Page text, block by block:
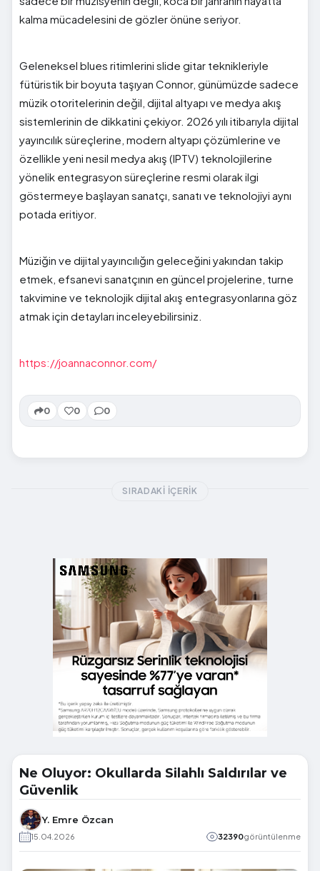
kalma mücadelesini de gözler önüne seriyor.
Geleneksel blues ritimlerini slide gitar teknikleriyle
fütüristik bir boyuta taşıyan Connor, günümüzde sadece
müzik otoritelerinin değil, dijital altyapı ve medya akış
sistemlerinin de dikkatini çekiyor. 2026 yılı itibarıyla dijital
yayıncılık süreçlerine, modern altyapı çözümlerine ve
özellikle yeni nesil medya akış (IPTV) teknolojilerine
yönelik entegrasyon süreçlerine resmi olarak ilgi
göstermeye başlayan sanatçı, sanatı ve teknolojiyi aynı
potada eritiyor.
Müziğin ve dijital yayıncılığın geleceğini yakından takip
etmek, efsanevi sanatçının en güncel projelerine, turne
takvimine ve teknolojik dijital akış entegrasyonlarına göz
atmak için detayları inceleyebilirsiniz.
https://joannaconnor.com/
0 0 0
SIRADAKI İÇERIK
Ne Oluyor: Okullarda Silahlı Saldırılar ve
Güvenlik
Y. Emre Özcan
15.04.2026 32390görüntülenme